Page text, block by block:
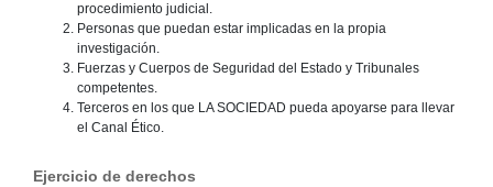
procedimiento judicial.
Personas que puedan estar implicadas en la propia
investigación.
Fuerzas y Cuerpos de Seguridad del Estado y Tribunales
competentes.
Terceros en los que LA SOCIEDAD pueda apoyarse para llevar
el Canal Ético.
Ejercicio de derechos